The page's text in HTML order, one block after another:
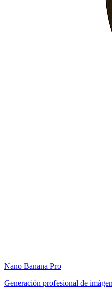
Nano Banana Pro
Generación profesional de